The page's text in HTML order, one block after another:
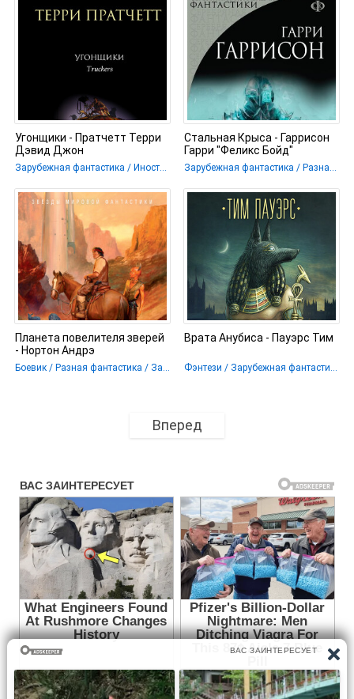
Угонщики - Пратчетт Терри
Дэвид Джон
Зарубежная фантастика / Иностранное фэнтези / Разная фантастика
Стальная Крыса - Гаррисон
Гарри "Феликс Бойд"
Зарубежная фантастика / Разная фантастика
Планета повелителя зверей
- Нортон Андрэ
Боевик / Разная фантастика / Зарубежная фантастика
Врата Анубиса - Пауэрс Тим
Фэнтези / Зарубежная фантастика / Иностранное фэнтези / Историческое фэнтези / Ужасы и Мистика / Разная фантастика
Вперед